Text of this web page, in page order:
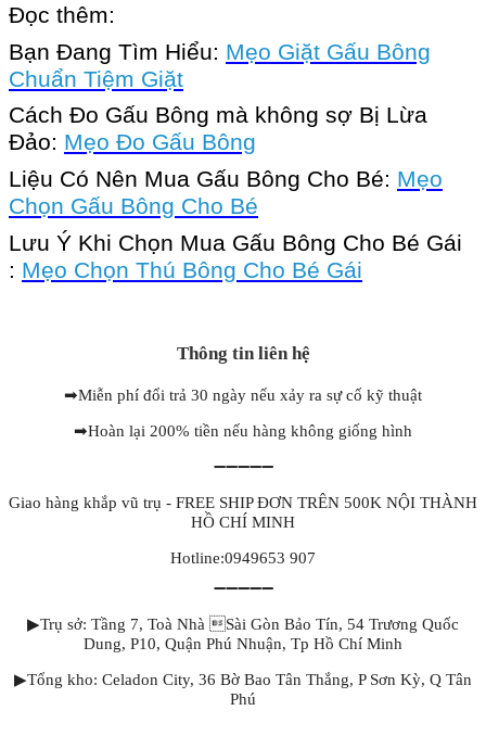
Đọc thêm:
Bạn Đang Tìm Hiểu: Mẹo Giặt Gấu Bông
Chuẩn Tiệm Giặt
Cách Đo Gấu Bông mà không sợ Bị Lừa
Đảo: Mẹo Đo Gấu Bông
Liệu Có Nên Mua Gấu Bông Cho Bé: Mẹo
Chọn Gấu Bông Cho Bé
Lưu Ý Khi Chọn Mua Gấu Bông Cho Bé Gái
: Mẹo Chọn Thú Bông Cho Bé Gái
Thông tin liên hệ
➡Miễn phí đổi trả 30 ngày nếu xảy ra sự cố kỹ thuật
➡Hoàn lại 200% tiền nếu hàng không giống hình
➖➖➖➖➖
Giao hàng khắp vũ trụ - FREE SHIP ĐƠN TRÊN 500K NỘI THÀNH
HỒ CHÍ MINH
Hotline:0949653 907
➖➖➖➖➖
▶Trụ sở: Tầng 7, Toà Nhà Sài Gòn Bảo Tín, 54 Trương Quốc
Dung, P10, Quận Phú Nhuận, Tp Hồ Chí Minh
▶Tổng kho: Celadon City, 36 Bờ Bao Tân Thắng, P Sơn Kỳ, Q Tân
Phú